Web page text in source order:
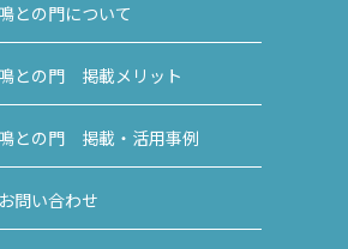
との門について
との門 掲載メリット
との門 掲載・活用事例
お問い合わせ